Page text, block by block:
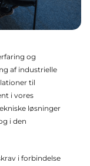
og
af industrielle
til
i vores
løsninger
i den
i forbindelse